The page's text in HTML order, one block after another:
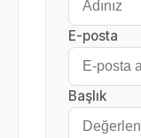
E-posta
Başlık